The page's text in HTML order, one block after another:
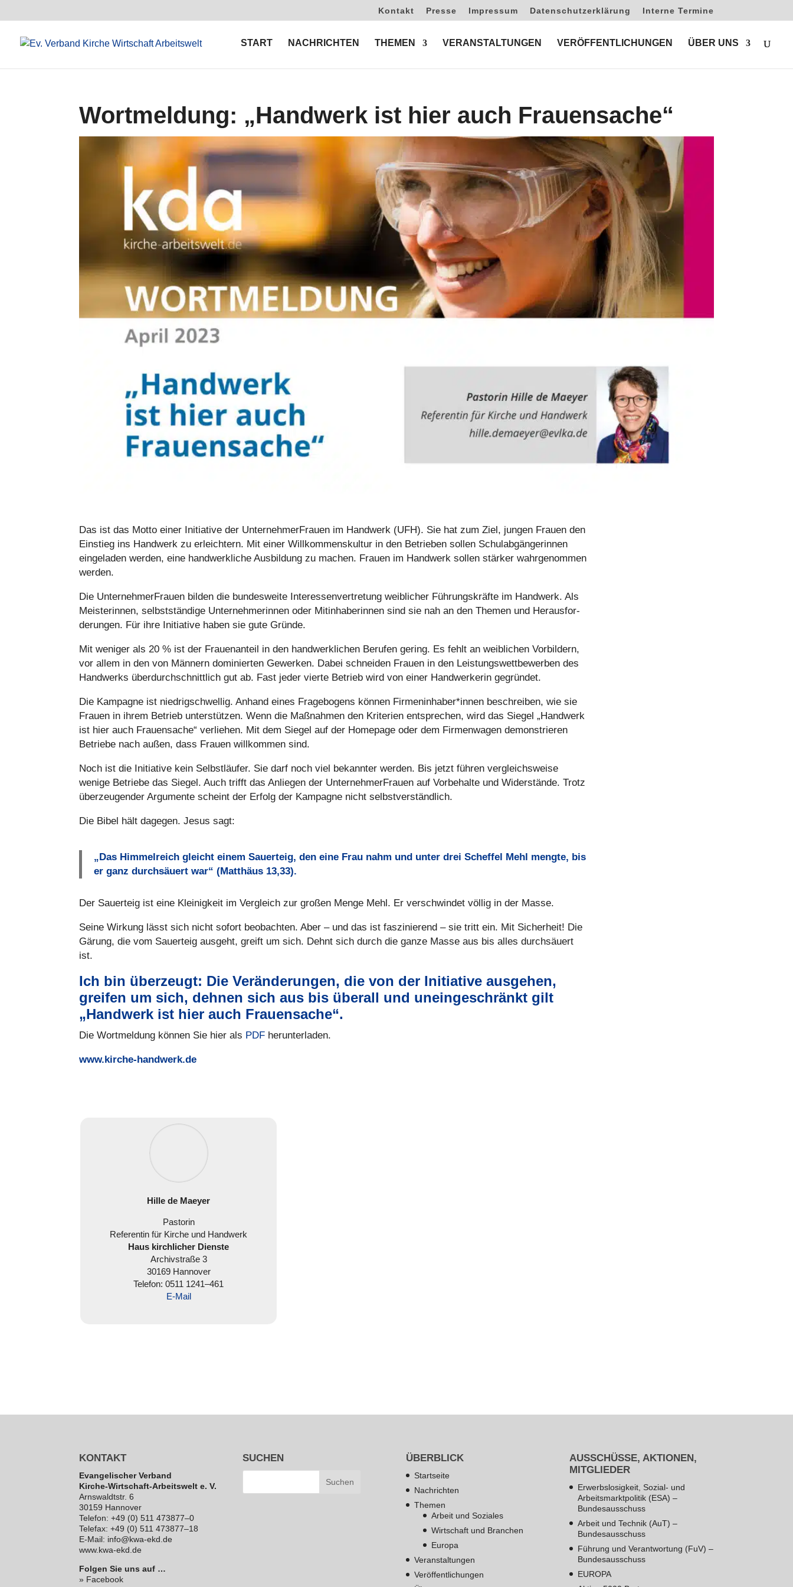
Kontakt Presse Impressum Datenschutzerklärung Interne Termine
START NACHRICHTEN THEMEN VERANSTALTUNGEN VERÖFFENTLICHUNGEN ÜBER UNS
Wortmeldung: „Handwerk ist hier auch Frauensache“
Das ist das Motto einer Initia­tive der Unter­neh­mer­Frauen im Handwerk (UFH). Sie hat zum Ziel, jungen Frauen den
Einstieg ins Handwerk zu erleich­tern. Mit einer Will­kom­mens­kul­tur in den Betrie­ben sollen Schul­ab­gän­ge­rin­nen
ein­ge­la­den werden, eine hand­werk­li­che Aus­bil­dung zu machen. Frauen im Handwerk sollen stärker wahr­ge­nom­men
werden.
Die Unter­neh­mer­Frauen bilden die bun­des­weite Inter­es­sen­ver­tre­tung weib­li­cher Füh­rungs­kräfte im Handwerk. Als
Meis­te­rin­nen, selbst­stän­dige Unter­neh­me­rin­nen oder Mit­in­ha­be­rin­nen sind sie nah an den Themen und Her­aus­for­
de­run­gen. Für ihre Initia­tive haben sie gute Gründe.
Mit weniger als 20 % ist der Frau­en­an­teil in den hand­werk­li­chen Berufen gering. Es fehlt an weib­li­chen Vor­bil­dern,
vor allem in den von Männern domi­nier­ten Gewerken. Dabei schnei­den Frauen in den Leis­tungs­wett­be­wer­ben des
Hand­werks über­durch­schnitt­lich gut ab. Fast jeder vierte Betrieb wird von einer Hand­wer­ke­rin gegrün­det.
Die Kampagne ist nied­rig­schwel­lig. Anhand eines Fra­ge­bo­gens können Firmeninhaber*innen beschrei­ben, wie sie
Frauen in ihrem Betrieb unter­stüt­zen. Wenn die Maß­nah­men den Kri­te­rien ent­spre­chen, wird das Siegel „Handwerk
ist hier auch Frau­en­sa­che“ ver­lie­hen. Mit dem Siegel auf der Homepage oder dem Fir­men­wa­gen demons­trie­ren
Betriebe nach außen, dass Frauen will­kom­men sind.
Noch ist die Initia­tive kein Selbst­läu­fer. Sie darf noch viel bekann­ter werden. Bis jetzt führen ver­gleichs­weise
wenige Betriebe das Siegel. Auch trifft das Anliegen der Unter­neh­mer­Frauen auf Vor­be­halte und Wider­stände. Trotz
über­zeu­gen­der Argu­mente scheint der Erfolg der Kampagne nicht selbst­ver­ständ­lich.
Die Bibel hält dagegen. Jesus sagt:
„Das Him­mel­reich gleicht einem Sau­er­teig, den eine Frau nahm und unter drei Scheffel Mehl mengte, bis
er ganz durch­säu­ert war“ (Matthäus 13,33).
Der Sau­er­teig ist eine Klei­nig­keit im Ver­gleich zur großen Menge Mehl. Er ver­schwin­det völlig in der Masse.
Seine Wirkung lässt sich nicht sofort beob­ach­ten. Aber – und das ist fas­zi­nie­rend – sie tritt ein. Mit Sicher­heit! Die
Gärung, die vom Sau­er­teig ausgeht, greift um sich. Dehnt sich durch die ganze Masse aus bis alles durch­säu­ert
ist.
Ich bin überzeugt: Die Veränderungen, die von der Initiative ausgehen,
greifen um sich, dehnen sich aus bis überall und uneingeschränkt gilt
„Handwerk ist hier auch Frauensache“.
Die Wort­mel­dung können Sie hier als PDF her­un­ter­la­den.
www.kirche-handwerk.de
Hille de Maeyer
Pastorin
Refe­ren­tin für Kirche und Handwerk
Haus kirch­li­cher Dienste
Archiv­straße 3
30169 Hannover
Telefon:0511 1241–461
E‑Mail
KONTAKT
Evan­ge­li­scher Verband
Kirche-Wirt­schaft-Arbeits­welt e. V.
Arns­waldt­str. 6
30159 Hannover
Telefon: +49 (0) 511 473877–0
Telefax: +49 (0) 511 473877–18
E‑Mail: info@kwa-ekd.de
www.kwa-ekd.de
Folgen Sie uns auf …
» Facebook
SUCHEN ÜBERBLICK
Startseite
Nachrichten
Themen
Arbeit und Soziales
Wirtschaft und Branchen
Europa
Veranstaltungen
Veröffentlichungen
AUSSCHÜSSE, AKTIONEN,
MITGLIEDER
Erwerbslosigkeit, Sozial- und
Arbeitsmarktpolitik (ESA) –
Bundesausschuss
Arbeit und Technik (AuT) –
Bundesausschuss
Führung und Verantwortung (FuV) –
Bundesausschuss
EUROPA